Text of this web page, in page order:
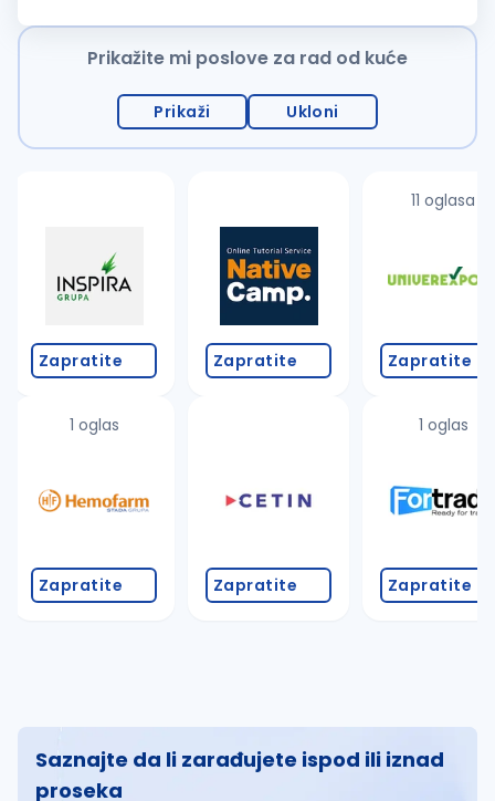
Innovation und...
Prikažite mi poslove za rad od kuće
Prikaži Ukloni
Zapratite
1 oglas
Zapratite
Zapratite
Zapratite
11 oglasa
Zapratite
1 oglas
Zapratite
Saznajte da li zarađujete ispod ili iznad
proseka